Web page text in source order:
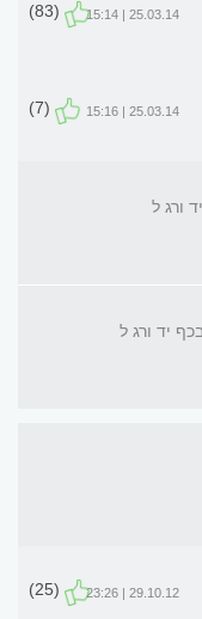
25.03.14 | 15:14
(83)
25.03.14 | 15:16
(7)
29.10.12 | 23:26
(25)